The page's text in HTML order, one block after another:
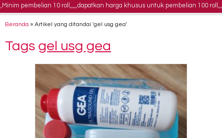
pembelian 10 roll,,,,,dapatkan harga khusus untuk pembelian 100
Beranda » Artikel yang ditandai 'gel usg gea'
Tags gel usg gea